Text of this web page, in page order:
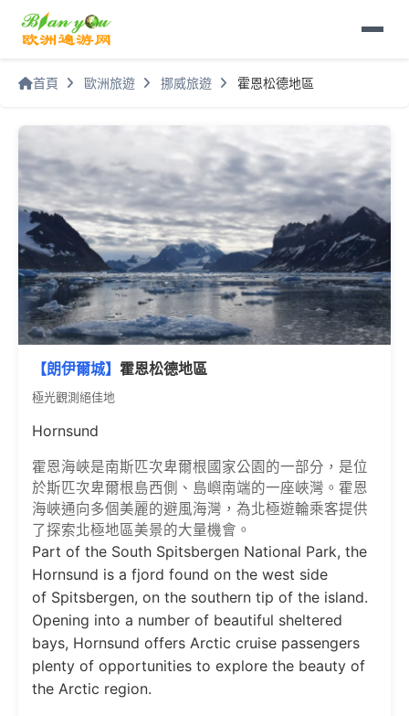
首頁 歐洲旅遊 挪威旅遊 霍恩松德地區
【朗伊爾城】 霍恩松德地區
極光觀測絕佳地
Hornsund
霍恩海峽是南斯匹次卑爾根國家公園的一部分，是位
於斯匹次卑爾根島西側、島嶼南端的一座峽灣。霍恩
海峽通向多個美麗的避風海灣，為北極遊輪乘客提供
了探索北極地區美景的大量機會。
Part of the South Spitsbergen National Park, the
Hornsund is a fjord found on the west side
of Spitsbergen, on the southern tip of the island.
Opening into a number of beautiful sheltered
bays, Hornsund offers Arctic cruise passengers
plenty of opportunities to explore the beauty of
the Arctic region.